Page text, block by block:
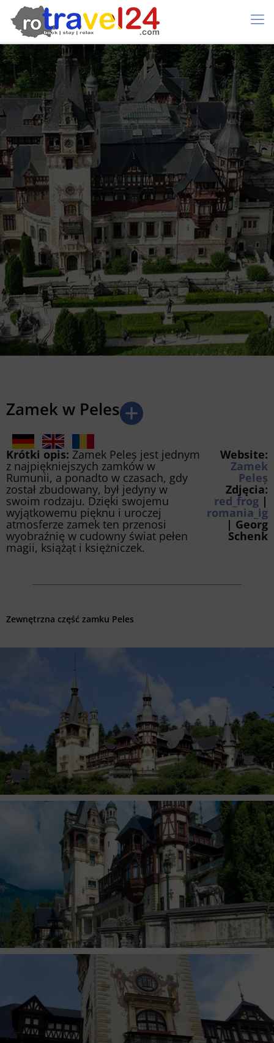
Zamek w Peles
Krótki opis: Zamek Peleș jest jednym
z najpiękniejszych zamków w
Rumunii, a ponadto w czasach, gdy
został zbudowany, był jedyny w
swoim rodzaju. Dzięki swojemu
wyjątkowemu pięknu i uroczej
atmosferze zamek ten przenosi
wyobraźnię w cudowny świat pełen
magii, książąt i księżniczek.
Website:
Zamek
Peleș
Zdjęcia:
red_frog|
romania_ig
| Georg
Schenk
Zewnętrzna część zamku Peles